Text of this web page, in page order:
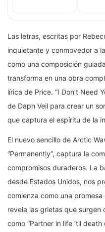
Las letras, escritas por
inquietante y conmovedor a
como una composición
transforma en una obra
lírica de Price. “I Don’t Need
de Daph Veil para crear un
que captura el espíritu de la
El nuevo sencillo de Arctic
“Permanently”, captura la
compromisos duraderos. La
desde Estados Unidos, nos
comienza como una
revela las grietas que surgen
como “Partner in life ‘til